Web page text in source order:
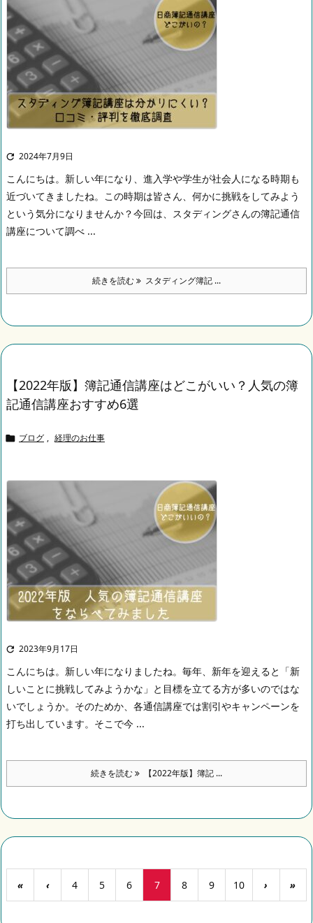
 2024年7月9日
こんにちは。 新しい年になり、進入学や学生が社会人になる時期も
近づいてきましたね。 この時期は皆さん、何かに挑戦をしてみよう
という気分になりませんか？今回は、スタディングさんの簿記通信
講座について調べ ...
続きを読む スタディング簿記 ...
【2022年版】簿記通信講座はどこがいい？人気の簿
記通信講座おすすめ6選
 ブログ , 経理のお仕事
 2023年9月17日
こんにちは。 新しい年になりましたね。毎年、新年を迎えると「新
しいことに挑戦してみようかな」と目標を立てる方が多いのではな
いでしょうか。 そのためか、各通信講座では割引やキャンペーンを
打ち出しています。そこで今 ...
続きを読む 【2022年版】簿記 ...
« ‹ 4 5 6 7 8 9 10 › »